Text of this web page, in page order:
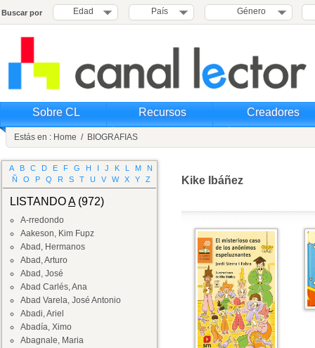
Buscar por Edad País Género
Sobre CL Recursos Creadores
Estás en : Home / BIOGRAFIAS
A B C D E F G H I J K L M
N
Ñ
O P Q R S T U V W X Y Z
LISTANDOA(972)
A-rredondo
Aakeson, Kim Fupz
Abad, Hermanos
Abad, Arturo
Abad, José
Abad Carlés, Ana
Abad Varela, José Antonio
Abadi, Ariel
Abadía, Ximo
Abagnale, Maria
Kike Ibáñez